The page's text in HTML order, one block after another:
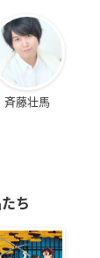
斉藤壮馬
ち